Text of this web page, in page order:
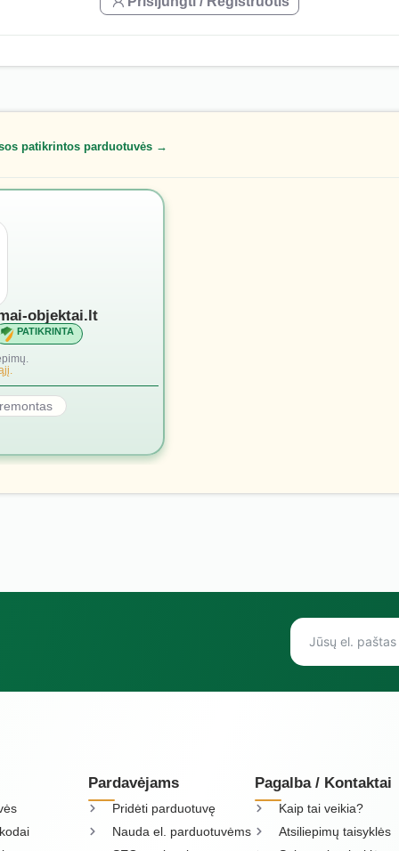
patikrintos parduotuvės →
objektai.lt
PATIKRINTA
Pardavėjams
Pridėti parduotuvę
Nauda el. parduotuvėms
Pagalba / Kontaktai
Kaip tai veikia?
Atsiliepimų taisyklės